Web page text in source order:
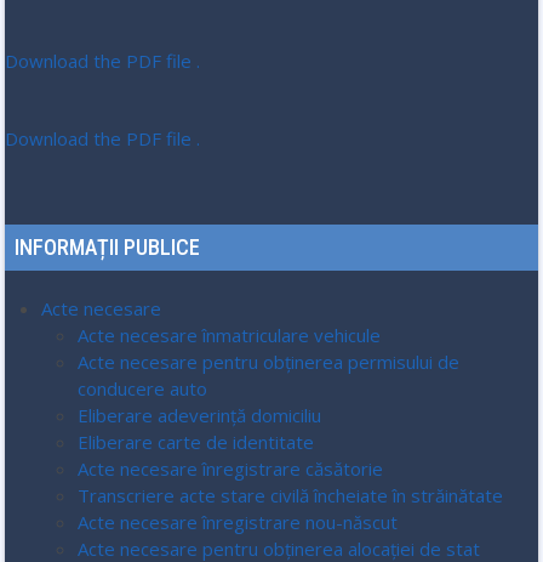
Download the PDF file .
Download the PDF file .
INFORMAȚII PUBLICE
Acte necesare
Acte necesare înmatriculare vehicule
Acte necesare pentru obținerea permisului de
conducere auto
Eliberare adeverință domiciliu
Eliberare carte de identitate
Acte necesare înregistrare căsătorie
Transcriere acte stare civilă încheiate în străinătate
Acte necesare înregistrare nou-născut
Acte necesare pentru obținerea alocației de stat